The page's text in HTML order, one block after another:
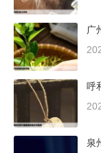
广
呼
泉